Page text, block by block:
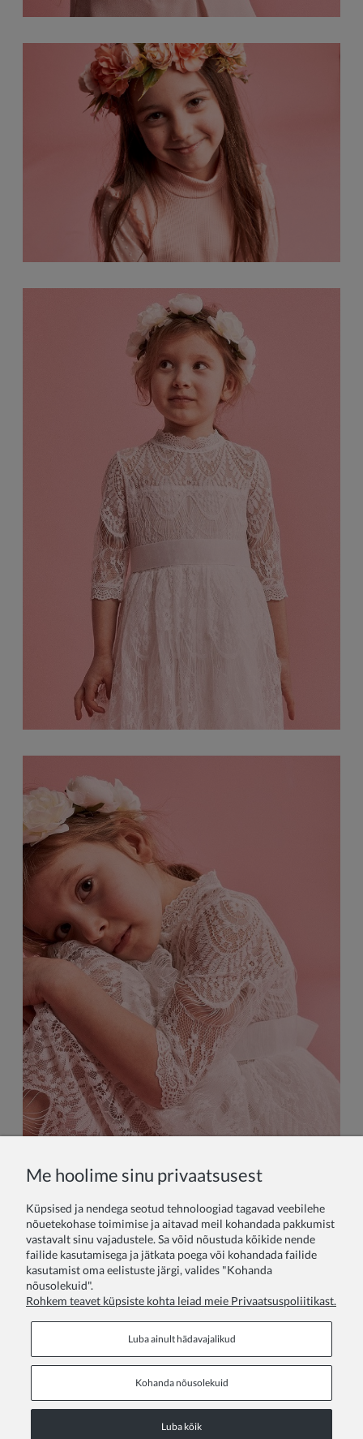
ZOYA Fashion - Tüdrukute kleidid, laste kleidid, beebi kleidid,
tüdrukute pidulikud kleidid ideaalne valik sünnipäevapidude,
ballide, pulmade, väikeste pruutneitside, pidulike ürituste,
ristimise jaoks.
Me hoolime sinu privaatsusest
Küpsised ja nendega seotud tehnoloogiad tagavad veebilehe
nõuetekohase toimimise ja aitavad meil kohandada pakkumist
vastavalt sinu vajadustele. Sa võid nõustuda kõikide nende
failide kasutamisega ja jätkata poega või kohandada failide
kasutamist oma eelistuste järgi, valides "Kohanda
nõusolekuid".
Rohkem teavet küpsiste kohta leiad meie Privaatsuspoliitikast.
Luba ainult hädavajalikud
Kohanda nõusolekuid
Luba kõik